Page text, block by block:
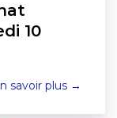
10
savoir plus →